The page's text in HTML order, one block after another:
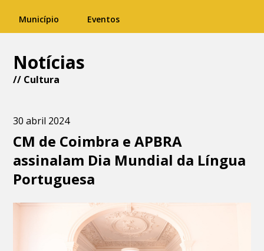
Município Eventos
Notícias
// Cultura
30 abril 2024
CM de Coimbra e APBRA
assinalam Dia Mundial da Língua
Portuguesa